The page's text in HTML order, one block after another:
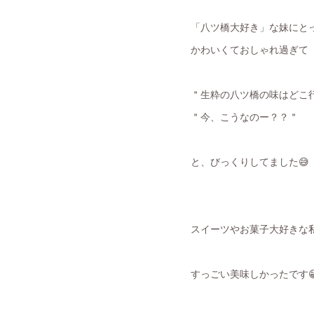
「八ツ橋大好き」な妹にと
かわいくておしゃれ過ぎて
＂生粋の八ツ橋の味はどこ
＂今、こうなのー？？＂
と、びっくりしてました😅
スイーツやお菓子大好きな
すっごい美味しかったです